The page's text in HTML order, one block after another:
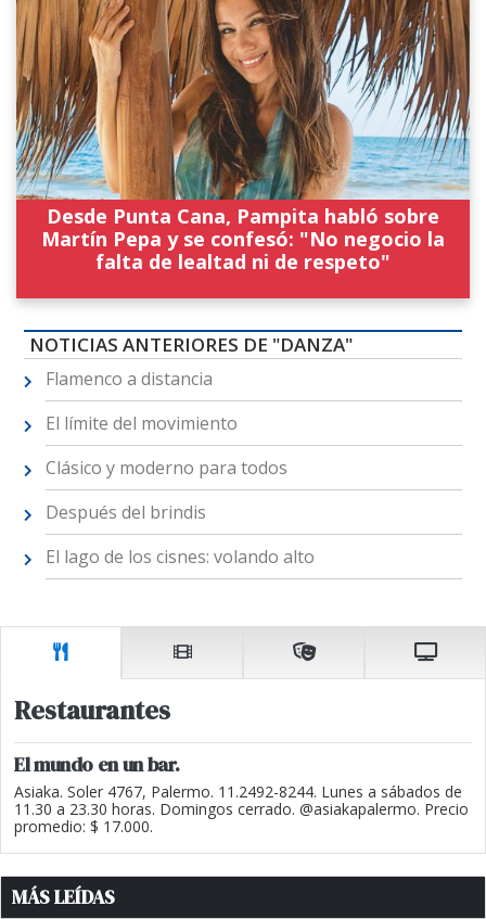
Desde Punta Cana, Pampita habló sobre
Martín Pepa y se confesó: "No negocio la
falta de lealtad ni de respeto"
NOTICIAS ANTERIORES DE "DANZA"
Flamenco a distancia
El límite del movimiento
Clásico y moderno para todos
Después del brindis
El lago de los cisnes: volando alto
Restaurantes
El mundo en un bar.
Asiaka. Soler 4767, Palermo. 11.2492-8244. Lunes a sábados de
11.30 a 23.30 horas. Domingos cerrado. @asiakapalermo. Precio
promedio: $ 17.000.
MÁS LEÍDAS